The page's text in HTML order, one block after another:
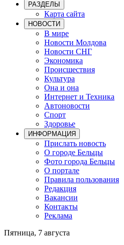
РАЗДЕЛЫ
Карта сайта
НОВОСТИ
В мире
Новости Молдова
Новости СНГ
Экономика
Происшествия
Культура
Она и она
Интернет и Техника
Автоновости
Спорт
Здоровье
ИНФОРМАЦИЯ
Прислать новость
О городе Бельцы
Фото города Бельцы
О портале
Правила пользования
Редакция
Вакансии
Контакты
Реклама
Пятница, 7 августа